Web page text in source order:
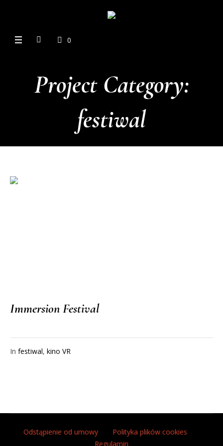
0
Project Category:
festiwal
Immersion Festival
In festiwal, kino VR
Odstąpienie od umowy
Polityka plików cookies
Regulamin